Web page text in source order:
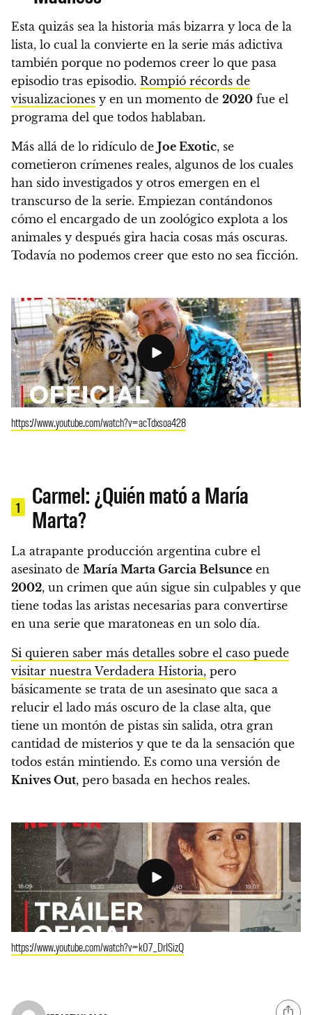
Esta quizás sea la historia más bizarra y loca de la
lista, lo cual la convierte en la serie más adictiva
también porque no podemos creer lo que pasa
episodio tras episodio. Rompió récords de
visualizaciones y en un momento de 2020 fue el
programa del que todos hablaban.
Más allá de lo ridículo de Joe Exotic, se
cometieron crímenes reales, algunos de los cuales
han sido investigados y otros emergen en el
transcurso de la serie. Empiezan contándonos
cómo el encargado de un zoológico explota a los
animales y después gira hacia cosas más oscuras.
Todavía no podemos creer que esto no sea ficción.
https://www.youtube.com/watch?v=acTdxsoa428
1
Carmel: ¿Quién mató a María
Marta?
La atrapante producción argentina cubre el
asesinato de María Marta Garcia Belsunce en
2002, un crimen que aún sigue sin culpables y que
tiene todas las aristas necesarias para convertirse
en una serie que maratoneas en un solo día.
Si quieren saber más detalles sobre el caso puede
visitar nuestra Verdadera Historia, pero
básicamente se trata de un asesinato que saca a
relucir el lado más oscuro de la clase alta, que
tiene un montón de pistas sin salida, otra gran
cantidad de misterios y que te da la sensación que
todos están mintiendo. Es como una versión de
Knives Out, pero basada en hechos reales.
https://www.youtube.com/watch?v=k07_DrISizQ